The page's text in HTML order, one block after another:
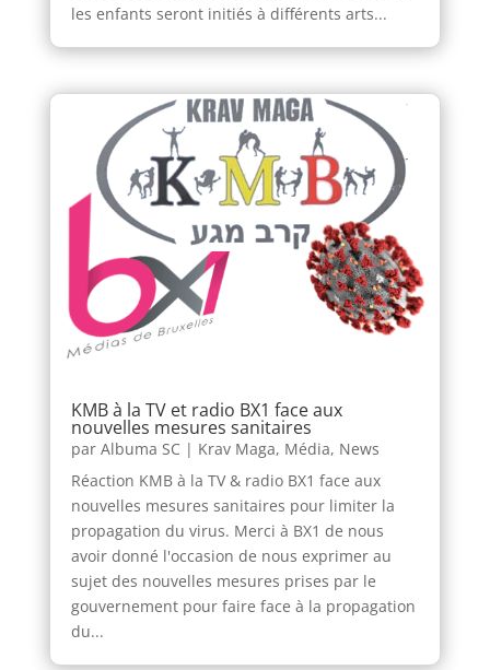
les enfants seront initiés à différents arts...
KMB à la TV et radio BX1 face aux
nouvelles mesures sanitaires
par Albuma SC | Krav Maga, Média, News
Réaction KMB à la TV & radio BX1 face aux
nouvelles mesures sanitaires pour limiter la
propagation du virus. Merci à BX1 de nous
avoir donné l'occasion de nous exprimer au
sujet des nouvelles mesures prises par le
gouvernement pour faire face à la propagation
du...